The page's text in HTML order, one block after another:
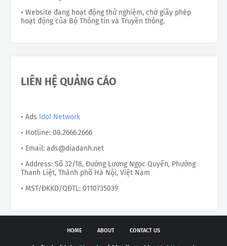
• Website đang hoạt động thử nghiệm, chờ giấy phép
hoạt động của Bộ Thông tin và Truyền thông.
LIÊN HỆ QUẢNG CÁO
• Ads Idol Network
• Hotline: 08.2666.2666
• Email: ads@diadanh.net
• Address: Số 32/18, Đường Lương Ngọc Quyến, Phường
Thanh Liệt, Thành phố Hà Nội, Việt Nam
• MST/ĐKKD/QĐTL: 0110735039
HOME ABOUT CONTACT US